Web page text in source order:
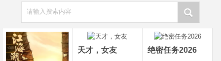
请输入搜索内容
天才，女友 绝密任务2026